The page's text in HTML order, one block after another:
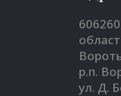
р.п.
ул. Д.